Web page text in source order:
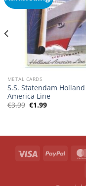
METAL CARDS
S.S. Statendam Holland
America Line
€3.99 Oorspronkelijke
€1.99Huidige